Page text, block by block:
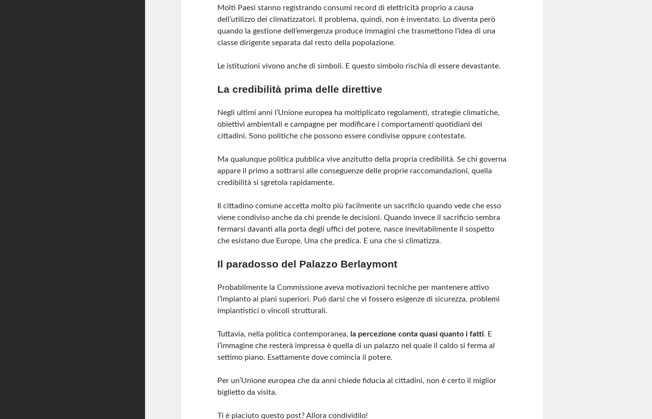
Molti Paesi stanno registrando consumi record di elettricità proprio a causa
dell’utilizzo dei climatizzatori. Il problema, quindi, non è inventato. Lo diventa però
quando la gestione dell’emergenza produce immagini che trasmettono l’idea di una
classe dirigente separata dal resto della popolazione.
Le istituzioni vivono anche di simboli. E questo simbolo rischia di essere devastante.
La credibilità prima delle direttive
Negli ultimi anni l’Unione europea ha moltiplicato regolamenti, strategie climatiche,
obiettivi ambientali e campagne per modificare i comportamenti quotidiani dei
cittadini. Sono politiche che possono essere condivise oppure contestate.
Ma qualunque politica pubblica vive anzitutto della propria credibilità. Se chi governa
appare il primo a sottrarsi alle conseguenze delle proprie raccomandazioni, quella
credibilità si sgretola rapidamente.
Il cittadino comune accetta molto più facilmente un sacrificio quando vede che esso
viene condiviso anche da chi prende le decisioni. Quando invece il sacrificio sembra
fermarsi davanti alla porta degli uffici del potere, nasce inevitabilmente il sospetto
che esistano due Europe. Una che predica. E una che si climatizza.
Il paradosso del Palazzo Berlaymont
Probabilmente la Commissione aveva motivazioni tecniche per mantenere attivo
l’impianto ai piani superiori. Può darsi che vi fossero esigenze di sicurezza, problemi
impiantistici o vincoli strutturali.
Tuttavia, nella politica contemporanea, la percezione conta quasi quanto i fatti. E
l’immagine che resterà impressa è quella di un palazzo nel quale il caldo si ferma al
settimo piano. Esattamente dove comincia il potere.
Per un’Unione europea che da anni chiede fiducia ai cittadini, non è certo il miglior
biglietto da visita.
Ti è piaciuto questo post? Allora condividilo!